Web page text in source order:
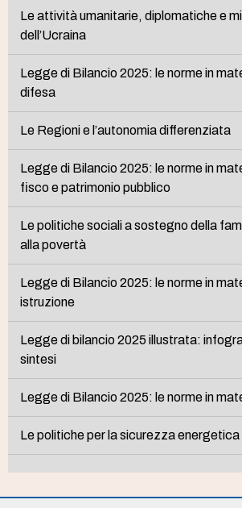
Le attività umanitarie, diplomatiche e
dell’Ucraina
Legge di Bilancio 2025: le norme in
difesa
Le Regioni e l’autonomia differenziata
Legge di Bilancio 2025: le norme in
fisco e patrimonio pubblico
Le politiche sociali a sostegno della
alla povertà
Legge di Bilancio 2025: le norme in
istruzione
Legge di bilancio 2025 illustrata:
sintesi
Legge di Bilancio 2025: le norme in
Le politiche per la sicurezza energetica